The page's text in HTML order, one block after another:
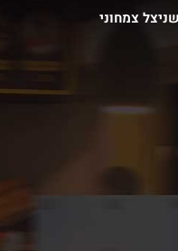
שניצל צמחוני